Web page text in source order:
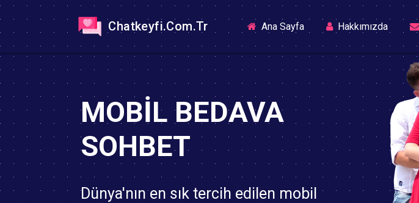
Chatkeyfi.Com.Tr Ana Sayfa(current)Hakkımızda
MOBIL BEDAVA
SOHBET
Dünya'nın en sık tercih edilen mobil